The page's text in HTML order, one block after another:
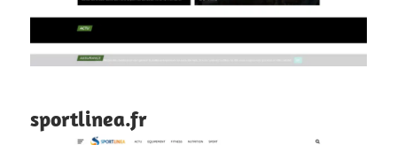
sportlinea.fr